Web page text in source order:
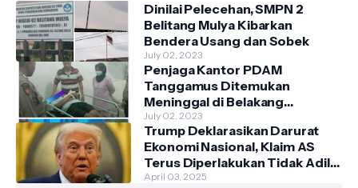
Dinilai Pelecehan, SMPN 2
Belitang Mulya Kibarkan
Bendera Usang dan Sobek
July 02, 2023
Penjaga Kantor PDAM
Tanggamus Ditemukan
Meninggal di Belakang
Kantornya.
July 02, 2023
Trump Deklarasikan Darurat
Ekonomi Nasional, Klaim AS
Terus Diperlakukan Tidak Adil
oleh Negara Asing"
April 03, 2025